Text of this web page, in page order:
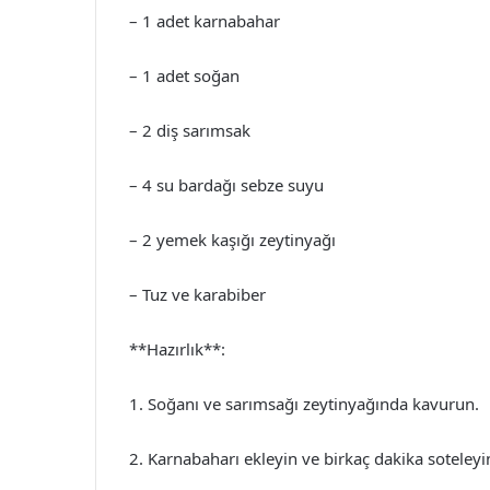
– 1 adet karnabahar
– 1 adet soğan
– 2 diş sarımsak
– 4 su bardağı sebze suyu
– 2 yemek kaşığı zeytinyağı
– Tuz ve karabiber
**Hazırlık**:
1. Soğanı ve sarımsağı zeytinyağında kavurun.
2. Karnabaharı ekleyin ve birkaç dakika